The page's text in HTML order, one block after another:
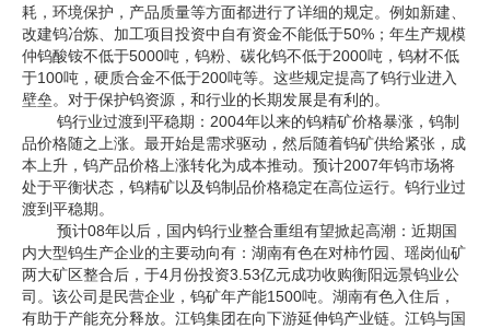
耗，环境保护，产品质量等方面都进行了详细的规定。例如新建、
改建钨冶炼、加工项目投资中自有资金不能低于50%；年生产规模
仲钨酸铵不低于5000吨，钨粉、碳化钨不低于2000吨，钨材不低
于100吨，硬质合金不低于200吨等。这些规定提高了钨行业进入
壁垒。对于保护钨资源，和行业的长期发展是有利的。
钨行业过渡到平稳期：2004年以来的钨精矿价格暴涨，钨制
品价格随之上涨。最开始是需求驱动，然后随着钨矿供给紧张，成
本上升，钨产品价格上涨转化为成本推动。预计2007年钨市场将
处于平衡状态，钨精矿以及钨制品价格稳定在高位运行。钨行业过
渡到平稳期。
预计08年以后，国内钨行业整合重组有望掀起高潮：近期国
内大型钨生产企业的主要动向有：湖南有色在对柿竹园、瑶岗仙矿
两大矿区整合后，于4月份投资3.53亿元成功收购衡阳远景钨业公
司。该公司是民营企业，钨矿年产能1500吨。湖南有色入住后，
有助于产能充分释放。江钨集团在向下游延伸钨产业链。江钨与国